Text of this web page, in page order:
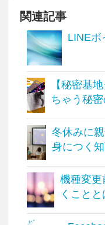
関連記事
LINEボ
【秘密基
ちゃう秘密
冬休みに
身につく
機種変更
くことと